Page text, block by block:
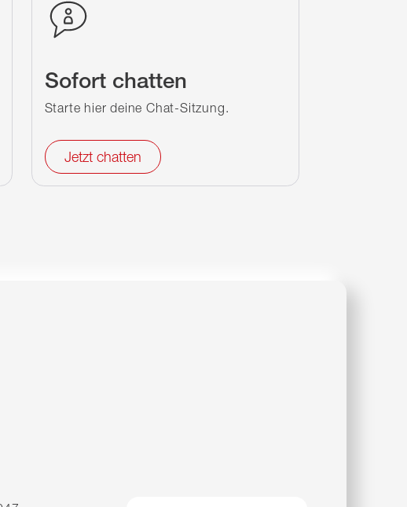
Sofort chatten
Starte hier deine Chat-Sitzung.
Jetzt chatten